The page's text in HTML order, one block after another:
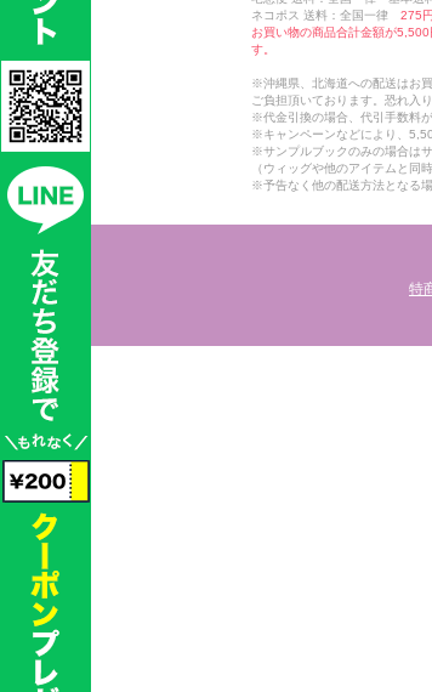
ネコポス 送料：全国一律 275
お買い物の商品合計金額が
す。
※沖縄県、北海道への配送はお
ご負担頂いております。恐れ入
※代金引換の場合、代引手数料が
※キャンペーンなどにより、
※サンプルブックのみの場合は
（ウィッグや他のアイテムと同
※予告なく他の配送方法となる
特